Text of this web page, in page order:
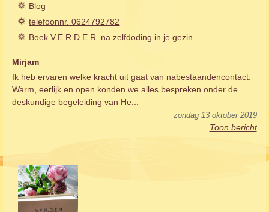
Blog
telefoonnr. 0624792782
Boek V.E.R.D.E.R. na zelfdoding in je gezin
Mirjam
Ik heb ervaren welke kracht uit gaat van nabestaandencontact.
Warm, eerlijk en open konden we alles bespreken onder de
deskundige begeleiding van He...
zondag 13 oktober 2019
Toon bericht